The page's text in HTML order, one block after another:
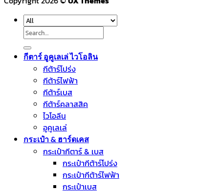
Search
for:
กีตาร์ อูคูเลเล่ ไวโอลิน
กีต้าร์โปร่ง
กีต้าร์ไฟฟ้า
กีต้าร์เบส
กีต้าร์คลาสสิค
ไวโอลีน
อูคูเลเล่
กระเป๋า & ฮาร์ดเคส
กระเป๋ากีตาร์ & เบส
กระเป๋ากีต้าร์โปร่ง
กระเป๋ากีต้าร์ไฟฟ้า
กระเป๋าเบส